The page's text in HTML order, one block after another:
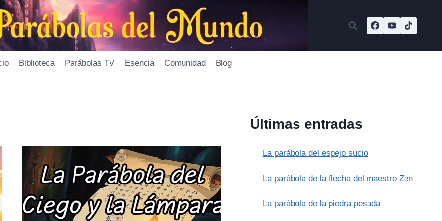
Biblioteca Parábolas TV Esencia Comunidad Blog
Últimas entradas
La parábola del espejo sucio
La parábola de la flecha del maestro Zen
La parábola de la piedra pesada